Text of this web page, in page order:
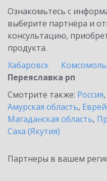
Ознакомьтесь с
выберите партнёра и
консультацию,
продукта.
Хабаровск
Переяславка рп
Смотрите также: Россия,
Амурская область,
Магаданская область,
Саха (Якутия)
Партнеры в вашем